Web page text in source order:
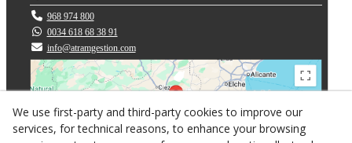
968 974 800
0034 618 68 38 91
info@atramgestion.com
We use first-party and third-party cookies to improve our
services, for technical reasons, to enhance your browsing